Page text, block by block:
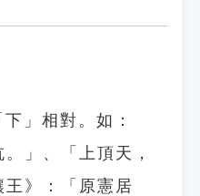
」相對。如：
」、「上頂天，
》：「原憲居